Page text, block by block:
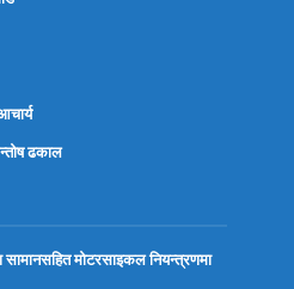
ढकाल
सामानसहित मोटरसाइकल नियन्त्रणमा